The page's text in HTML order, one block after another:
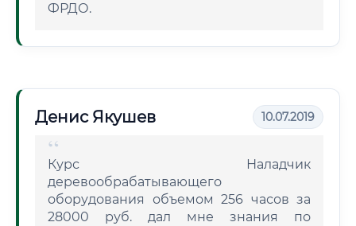
ФРДО.
Денис Якушев 10.07.2019
Курс Наладчик
деревообрабатывающего
оборудования объемом 256 часов за
28000 руб. дал мне знания по